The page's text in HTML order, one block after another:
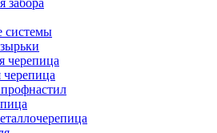
забора
системы
черепица